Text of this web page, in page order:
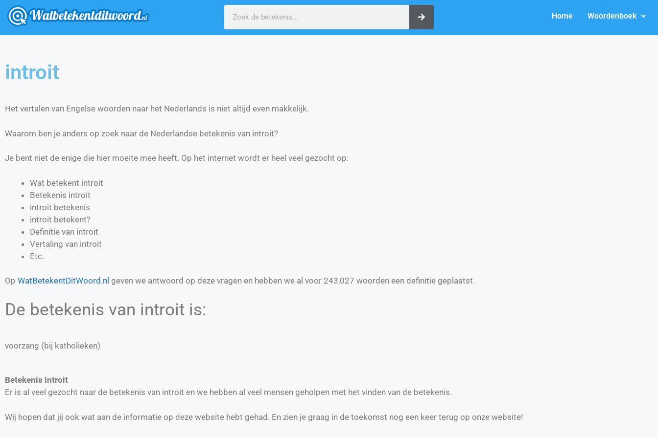
Home Woordenboek
introit
Het vertalen van Engelse woorden naar het Nederlands is niet altijd even makkelijk.
Waarom ben je anders op zoek naar de Nederlandse betekenis van introit?
Je bent niet de enige die hier moeite mee heeft. Op het internet wordt er heel veel gezocht op:
Wat betekent introit
Betekenis introit
introit betekenis
introit betekent?
Definitie van introit
Vertaling van introit
Etc.
Op WatBetekentDitWoord.nl geven we antwoord op deze vragen en hebben we al voor 243,027 woorden een definitie geplaatst.
De betekenis van introit is:
voorzang (bij katholieken)
Betekenis introit
Er is al veel gezocht naar de betekenis van introit en we hebben al veel mensen geholpen met het vinden van de betekenis.
Wij hopen dat jij ook wat aan de informatie op deze website hebt gehad. En zien je graag in de toekomst nog een keer terug op onze website!